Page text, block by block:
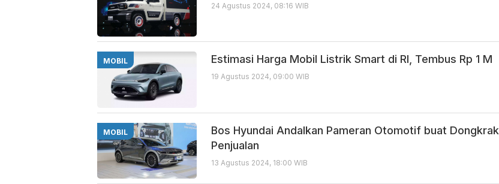
24 Agustus 2024, 08:16 WIB
MOBIL Estimasi Harga Mobil Listrik Smart di RI, Tembus Rp 1 M
19 Agustus 2024, 09:00 WIB
MOBIL
Bos Hyundai Andalkan Pameran Otomotif buat Dongkrak
Penjualan
13 Agustus 2024, 18:00 WIB